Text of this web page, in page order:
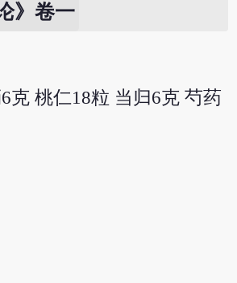
》卷一
克 桃仁18粒 当归6克 芍药